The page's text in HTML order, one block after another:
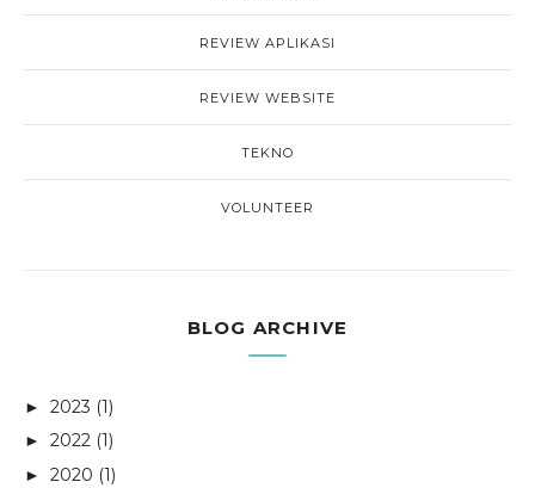
REVIEW APLIKASI
REVIEW WEBSITE
TEKNO
VOLUNTEER
BLOG ARCHIVE
► 2023 (1)
► 2022 (1)
► 2020 (1)